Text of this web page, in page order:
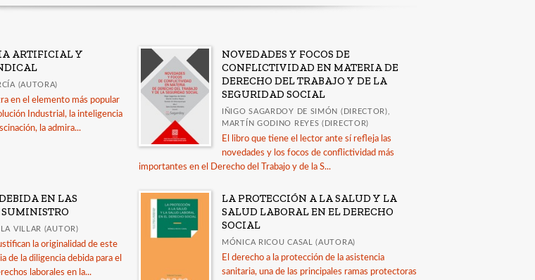
ARTIFICIAL Y
(AUTORA)
en el elemento más popular
Industrial, la inteligencia
la admira...
NOVEDADES Y FOCOS DE
CONFLICTIVIDAD EN MATERIA DE
DERECHO DEL TRABAJO Y DE LA
SEGURIDAD SOCIAL
IÑIGO SAGARDOY DE SIMÓN (DIRECTOR),
MARTÍN GODINO REYES (DIRECTOR)
El libro que tiene el lector ante sí refleja las
novedades y los focos de conflictividad más
importantes en el Derecho del Trabajo y de la S...
EN LAS
VILLAR (AUTOR)
la originalidad de este
de la diligencia debida para el
laborales en la...
LA PROTECCIÓN A LA SALUD Y LA
SALUD LABORAL EN EL DERECHO
SOCIAL
MÓNICA RICOU CASAL (AUTORA)
El derecho a la protección de la asistencia
sanitaria, una de las principales ramas protectoras